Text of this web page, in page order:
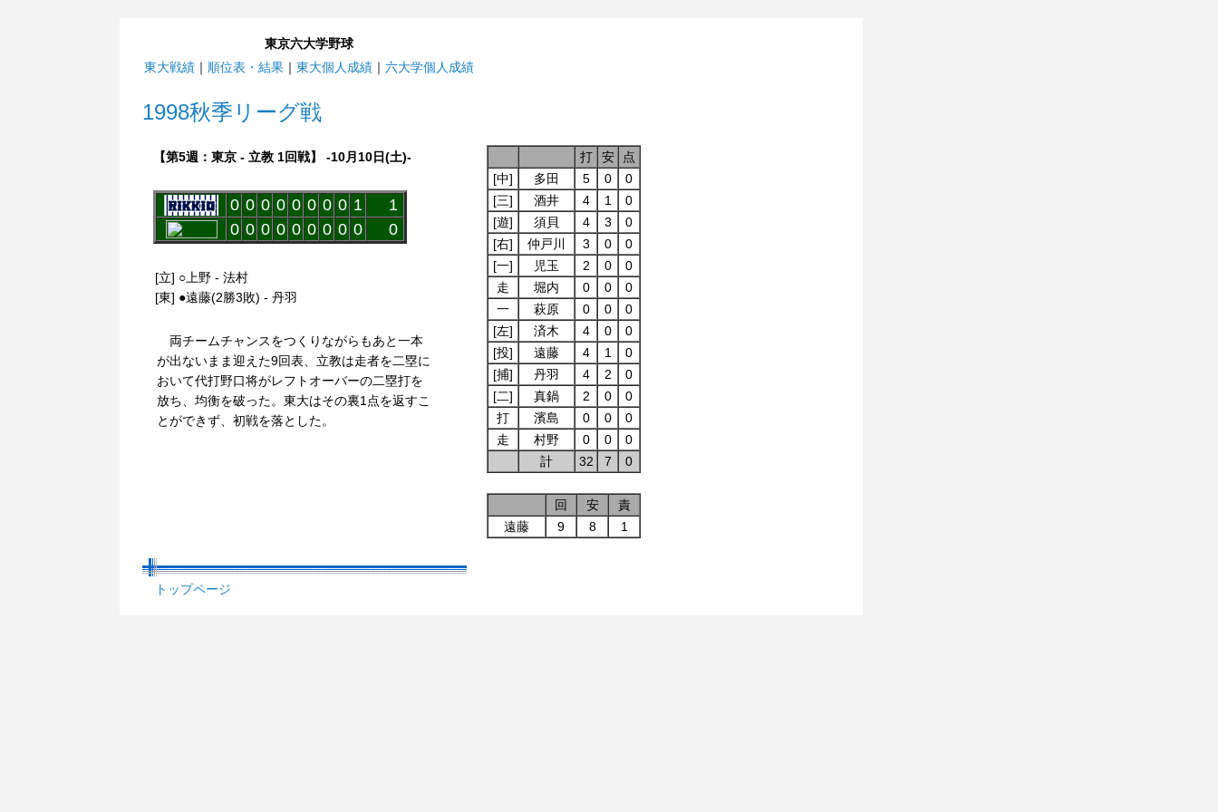
東京六大学野球
東大戦績 ｜ 順位表・結果 ｜ 東大個人成績 ｜ 六大学個人成績
1998秋季リーグ戦
【第5週：東京 - 立教 1回戦】 -10月10日(土)-
0 0 0 0 0 0 0 0 1
1
0 0 0 0 0 0 0 0 0 0
[立] ○上野 - 法村
[東] ●遠藤(2勝3敗) - 丹羽
両チームチャンスをつくりながらもあと一本
が出ないまま迎えた9回表、立教は走者を二塁に
おいて代打野口将がレフトオーバーの二塁打を
放ち、均衡を破った。東大はその裏1点を返すこ
とができず、初戦を落とした。
打 安
点
[中]
多田 5 0
0
[三]
酒井 4 1
0
[遊]
須貝 4 3
0
[右]
仲戸川 3 0
0
[一]
児玉 2 0
0
走
堀内 0 0
0
一
萩原 0 0
0
[左]
済木 4 0
0
[投]
遠藤 4 1
0
[捕]
丹羽 4 2
0
[二]
真鍋 2 0
0
打
濱島 0 0
0
走
村野 0 0
0
計
32 7 0
回 安
責
遠藤
9 8 1
トップページ